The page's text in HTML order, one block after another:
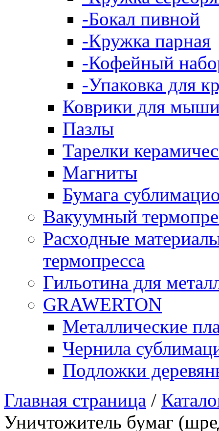
-Бокал пивной
-Кружка парная
-Кофейный
-Упаковка для
Коврики для
Пазлы
Тарелки
Магниты
Бумага
Вакуумный
Расходные
термопресса
Гильотина для
GRAWERTON
Металлические
Чернила
Подложки
Главная страница /
Уничтожитель бумаг